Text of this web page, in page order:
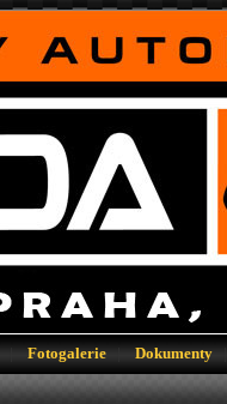
Fotogalerie Dokumenty